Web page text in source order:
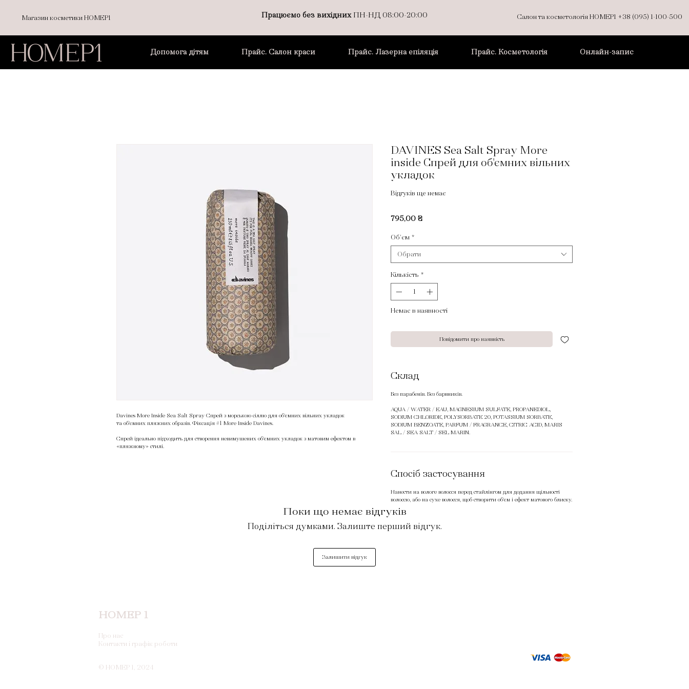
Магазин косметики НОМЕР1 Працюємо без вихіднихПН-НД 08:00-20:00 Салон та косметологія НОМЕР1 +38 (095) 1-100-500
Допомога дітям Прайс. Салон краси Прайс. Лазерна епіляція Прайс. Косметологія Онлайн-запис
Davines More Inside Sea Salt Spray Спрей з морською сіллю для об'ємних вільних укладок
та об'ємних пляжних образів. Фіксація #1 More Inside Davines.
Спрей ідеально підходить для створення невимушених об'ємних укладок з матовим ефектом в
«пляжному» стилі.
DAVINES Sea Salt Spray More
inside Cпрей для об'ємних вільних
укладок
Відгуків ще немає
795,00 ₴Ціна
Об'єм *
Обрати
Кількість *
Немає в наявності
Повідомити про наявність
Склад
Без парабенів. Без барвників.
AQUA / WATER / EAU, MAGNESIUM SULFATE, PROPANEDIOL,
SODIUM CHLORIDE, POLYSORBATE 20, POTASSIUM SORBATE,
SODIUM BENZOATE, PARFUM / FRAGRANCE, CITRIC ACID, MARIS
SAL / SEA SALT / SEL MARIN.
Спосіб застосування
Нанести на вологе волосся перед стайлінгом для додання щільності
волоссю, або на сухе волосся, щоб створити об'єм і ефект матового блиску.
Поки що немає відгуків
Поділіться думками. Залиште перший відгук.
Залишити відгук
НОМЕР 1
Про нас
Контакти і графік роботи
© НОМЕР 1, 2024
картою або готівкою